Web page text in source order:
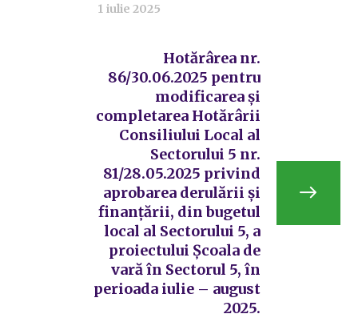
1 iulie 2025
Hotărârea nr.
86/30.06.2025 pentru
modificarea și
completarea Hotărârii
Consiliului Local al
Sectorului 5 nr.
81/28.05.2025 privind
aprobarea derulării și
finanțării, din bugetul
local al Sectorului 5, a
proiectului Școala de
vară în Sectorul 5, în
perioada iulie – august
2025.